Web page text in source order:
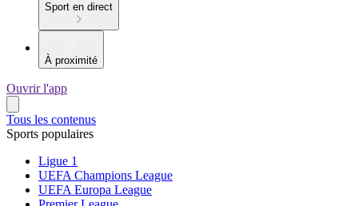
Sport en direct
À proximité
Ouvrir l'app
Tous les contenus
Sports populaires
Ligue 1
UEFA Champions League
UEFA Europa League